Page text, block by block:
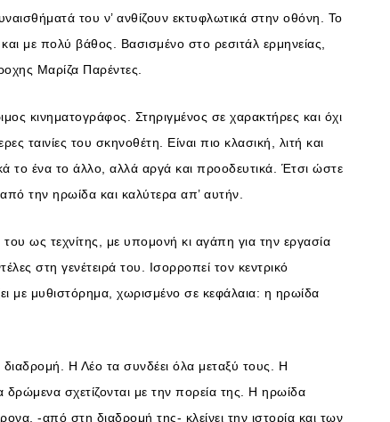
του ν’ ανθίζουν εκτυφλωτικά στην οθόνη. Το
και με πολύ βάθος. Βασισμένο στο ρεσιτάλ ερμηνείας,
Μαρίζα Παρέντες.
κινηματογράφος. Στηριγμένος σε χαρακτήρες και όχι
ταινίες του σκηνοθέτη. Είναι πιο κλασική, λιτή και
το ένα το άλλο, αλλά αργά και προοδευτικά. Έτσι ώστε
την ηρωίδα και καλύτερα απ’ αυτήν.
ως τεχνίτης, με υπομονή κι αγάπη για την εργασία
στη γενέτειρά του. Ισορροπεί τον κεντρικό
με μυθιστόρημα, χωρισμένο σε κεφάλαια: η ηρωίδα
Η Λέο τα συνδέει όλα μεταξύ τους. Η
δρώμενα σχετίζονται με την πορεία της. Η ηρωίδα
-από στη διαδρομή της- κλείνει την ιστορία και των